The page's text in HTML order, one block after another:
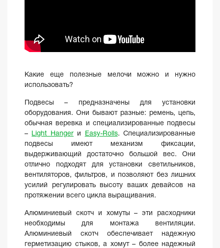
Какие еще полезные мелочи можно и нужно
использовать?
Подвесы – предназначены для установки
оборудования. Они бывают разные: ремень, цепь,
обычная веревка и специализированные подвесы
–
Light Hangerи Easy-Rolls. Специализированные
подвесы имеют механизм фиксации,
выдерживающий достаточно большой вес. Они
отлично подходят для установки светильников,
вентиляторов, фильтров, и позволяют без лишних
усилий регулировать высоту ваших девайсов на
протяжении всего цикла выращивания.
Алюминиевый скотч и хомуты – эти расходники
необходимы для монтажа вентиляции.
Алюминиевый скотч обеспечивает надежную
герметизацию стыков, а хомут – более надежный